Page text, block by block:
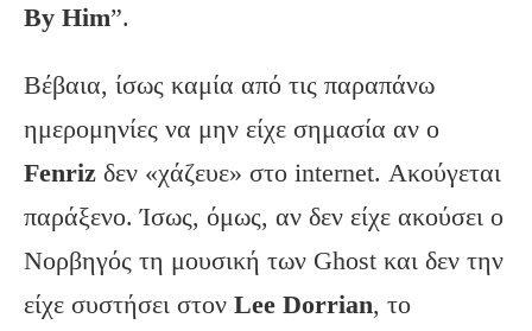
By Him”.
Βέβαια, ίσως καμία από τις παραπάνω
ημερομηνίες να μην είχε σημασία αν ο
Fenriz δεν «χάζευε» στο internet. Ακούγεται
παράξενο. Ίσως, όμως, αν δεν είχε ακούσει ο
Νορβηγός τη μουσική των Ghost και δεν την
είχε συστήσει στον Lee Dorrian, το